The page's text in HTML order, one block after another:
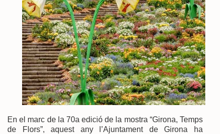
En el marc de la 70a edició de la mostra “Girona, Temps
de Flors”, aquest any l’Ajuntament de Girona ha